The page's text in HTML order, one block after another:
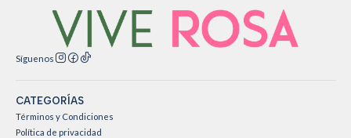
Síguenos
CATEGORÍAS
Términos y Condiciones
Política de privacidad